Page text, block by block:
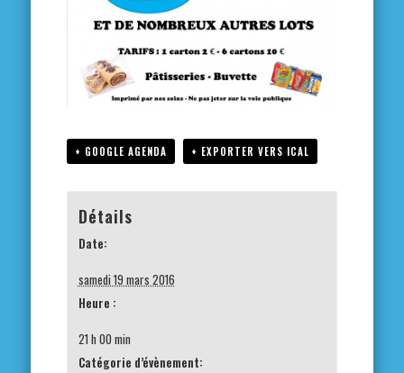
+ GOOGLE AGENDA + EXPORTER VERS ICAL
Détails
Date:
samedi 19 mars 2016
Heure :
21 h 00 min
Catégorie d’évènement: